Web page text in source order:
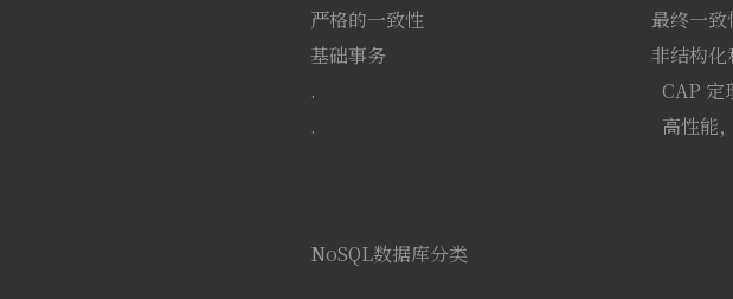
严格的一致性 最终一致性，而
基础事务 非结构化和不可
. CAP 定
. 高性能，高可用性
NoSQL数据库分类